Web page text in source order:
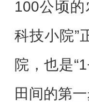
100公顷
科技小院”
院，也是
田间的第一